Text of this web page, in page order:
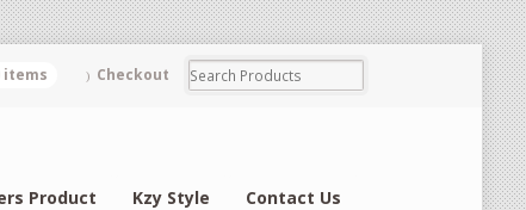
items Checkout
Product Kzy Style Contact Us